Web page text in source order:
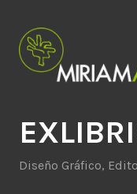
contenido
Estudio
Diseño Gráfico,